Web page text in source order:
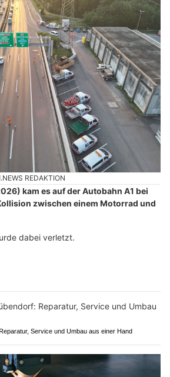
REDAKTION
kam es auf der Autobahn A1 bei
zwischen einem Motorrad und
dabei verletzt.
Service und Umbau aus einer Hand